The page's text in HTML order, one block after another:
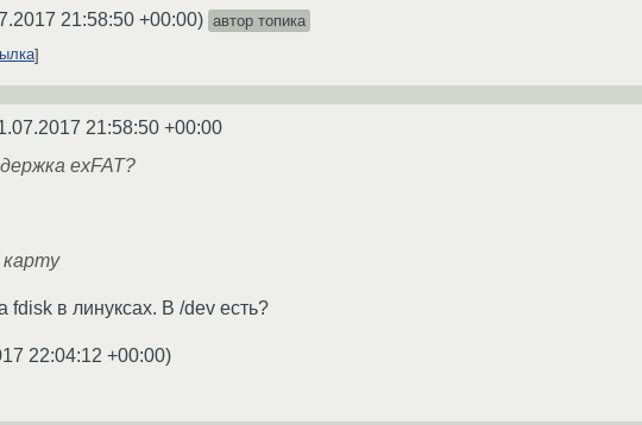
21:58:50 +00:00) автор топика
21:58:50 +00:00
exFAT?
карту
fdisk в линуксах. В /dev есть?
22:04:12 +00:00)